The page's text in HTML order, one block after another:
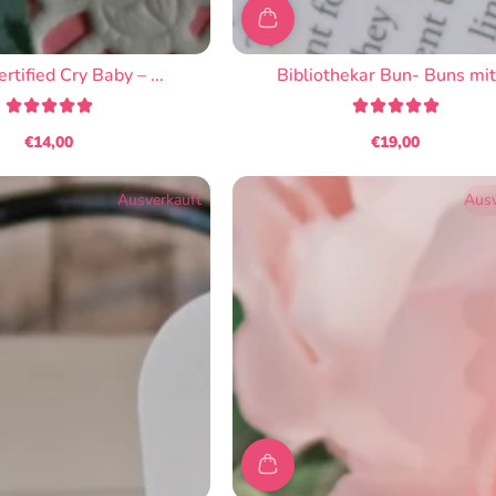
Cry Baby – ...
Regulärer
Preis
€14,00
Bibliothekar Bun- Buns
Regulärer
Preis
€19,00
Ausverkauft